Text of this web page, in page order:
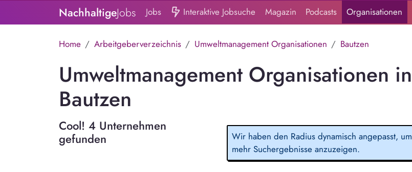
NachhaltigeJobs Jobs Interaktive Jobsuche Magazin Podcasts Organisationen
Home Arbeitgeberverzeichnis Umweltmanagement Organisationen Bautzen
Umweltmanagement Organisationen in
Bautzen
Cool! 4 Unternehmen
gefunden
Wir haben den Radius dynamisch angepasst, um
mehr Suchergebnisse anzuzeigen.